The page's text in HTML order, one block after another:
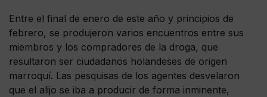
Entre el final de enero de este año y principios de
febrero, se produjeron varios encuentros entre sus
miembros y los compradores de la droga, que
resultaron ser ciudadanos holandeses de origen
marroquí. Las pesquisas de los agentes desvelaron
que el alijo se iba a producir de forma inminente,